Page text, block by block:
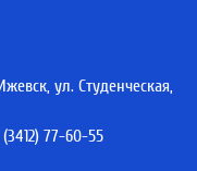
ул. Студенческая,
(3412) 77-60-55